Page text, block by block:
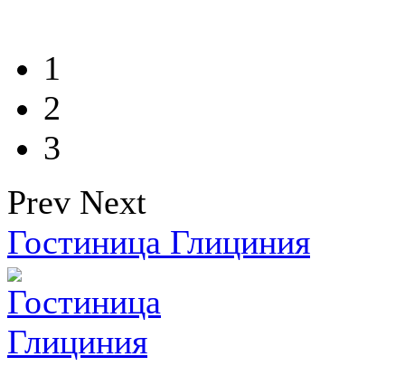
1
2
3
Prev Next
Гостиница Глициния